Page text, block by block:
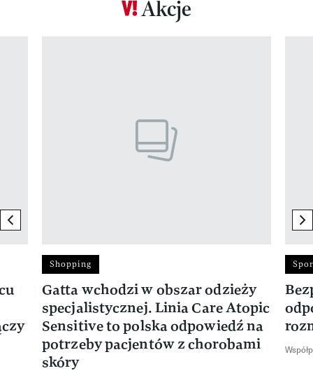
Akcje
previous element
Shopping
Gatta wchodzi w obszar odzieży
specjalistycznej. Linia Care Atopic
Sensitive to polska odpowiedź na
potrzeby pacjentów z chorobami
skóry